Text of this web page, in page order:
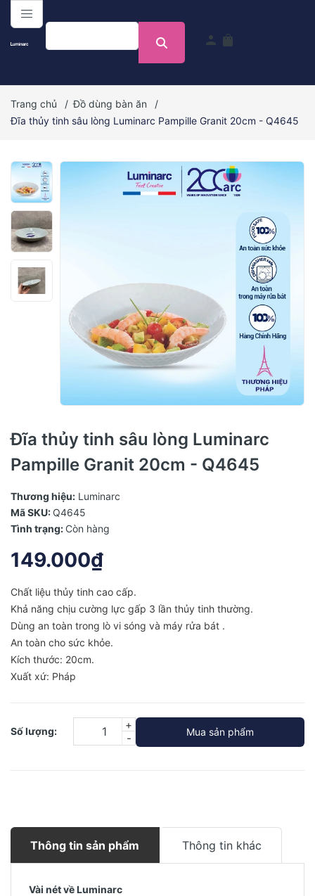
menu
person shopping_bag
Trang chủ / Đồ dùng bàn ăn
/
Đĩa thủy tinh sâu lòng Luminarc Pampille Granit 20cm - Q4645
Đĩa thủy tinh sâu lòng Luminarc
Pampille Granit 20cm - Q4645
Thương hiệu: Luminarc
Mã SKU: Q4645
Tình trạng: Còn hàng
149.000₫
Chất liệu thủy tinh cao cấp.
Khả năng chịu cường lực gấp 3 lần thủy tinh thường.
Dùng an toàn trong lò vi sóng và máy rửa bát .
An toàn cho sức khỏe.
Kích thước: 20cm.
Xuất xứ: Pháp
Số lượng:
-
+
Mua sản phẩm
Thông tin sản phẩm Thông tin khác
Vài nét về Luminarc